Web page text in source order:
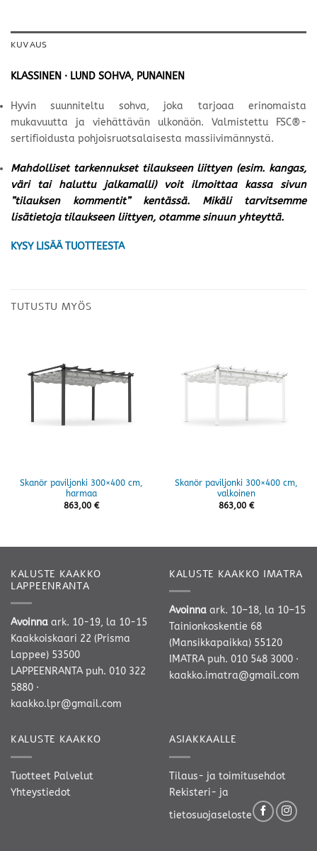
KUVAUS
KLASSINEN · LUND SOHVA, PUNAINEN
Hyvin suunniteltu sohva, joka tarjoaa erinomaista
mukavuutta ja viehättävän ulkonäön. Valmistettu FSC®-
sertifioidusta pohjoisruotsalaisesta massiivimännystä.
Mahdolliset tarkennukset tilaukseen liittyen (esim. kangas,
väri tai haluttu jalkamalli) voit ilmoittaa kassa sivun
”tilauksen kommentit” kentässä. Mikäli tarvitsemme
lisätietoja tilaukseen liittyen, otamme sinuun yhteyttä.
KYSY LISÄÄ TUOTTEESTA
TUTUSTU MYÖS
Skanör paviljonki 300×400 cm,
harmaa
863,00 €
Skanör paviljonki 300×400 cm,
valkoinen
863,00 €
KALUSTE KAAKKO
LAPPEENRANTA
Avoinna ark. 10-19, la 10-15
Kaakkoiskaari 22 (Prisma
Lappee) 53500
LAPPEENRANTA puh. 010 322
5880 ·
kaakko.lpr@gmail.com
KALUSTE KAAKKO IMATRA
Avoinna ark. 10–18, la 10–15
Tainionkoskentie 68
(Mansikkapaikka) 55120
IMATRA puh. 010 548 3000 ·
kaakko.imatra@gmail.com
KALUSTE KAAKKO
Tuotteet Palvelut
Yhteystiedot
ASIAKKAALLE
Tilaus- ja toimitusehdot
Rekisteri- ja
tietosuojaseloste